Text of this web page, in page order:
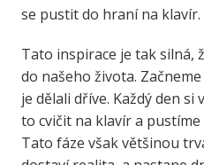
se pustit do hraní na klavír.
Tato inspirace je tak silná,
do našeho života.
je dělali dříve. Každý den
to cvičit na klavír a
Tato fáze však většinou